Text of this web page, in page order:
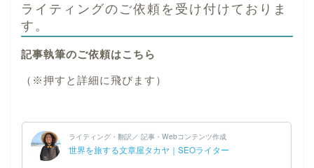
ライティングのご依頼を受け付けておりま
す。
記事執筆のご依頼はこちら
（※押すと詳細に飛びます）